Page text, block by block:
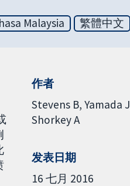
Malaysia 繁體中文
作者
Stevens B Yamada J
Shorkey A
发表日期
16 七月 2016